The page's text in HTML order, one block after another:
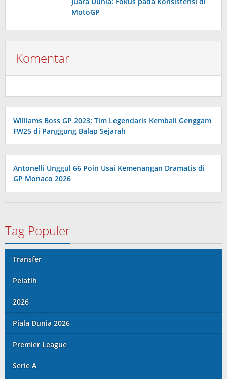
MotoGP
Komentar
Williams Boss GP 2023: Tim Legendaris Kembali Genggam
FW25 di Panggung Balap Sejarah
Antonelli Unggul 66 Poin Usai Kemenangan Dramatis di
GP Monaco 2026
Tag Populer
Transfer
Pelatih
2026
Piala Dunia 2026
Premier League
Serie A